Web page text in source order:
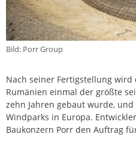
Bild: Porr Group
Nach seiner Fertigstellung
Rumänien einmal der größte
zehn Jahren gebaut wurde,
Windparks in Europa.
Baukonzern Porr den Auftrag